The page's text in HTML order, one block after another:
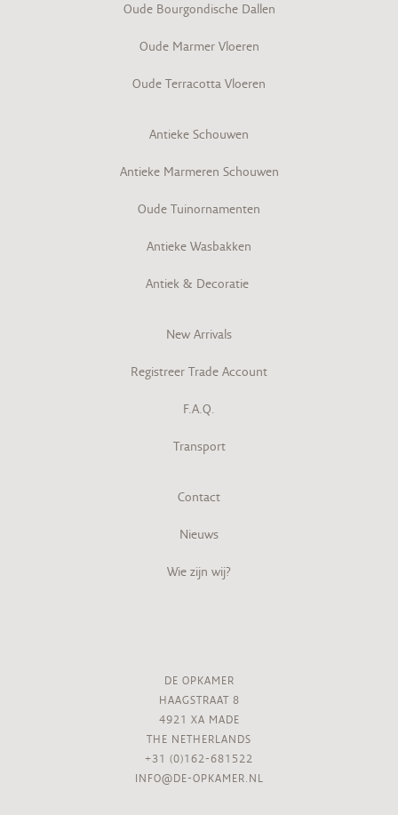
Oude Bourgondische Dallen
Oude Marmer Vloeren
Oude Terracotta Vloeren
Antieke Schouwen
Antieke Marmeren Schouwen
Oude Tuinornamenten
Antieke Wasbakken
Antiek & Decoratie
New Arrivals
Registreer Trade Account
F.A.Q.
Transport
Contact
Nieuws
Wie zijn wij?
DE OPKAMER
HAAGSTRAAT 8
4921 XA MADE
THE NETHERLANDS
+31 (0)162-681522
INFO@DE-OPKAMER.NL